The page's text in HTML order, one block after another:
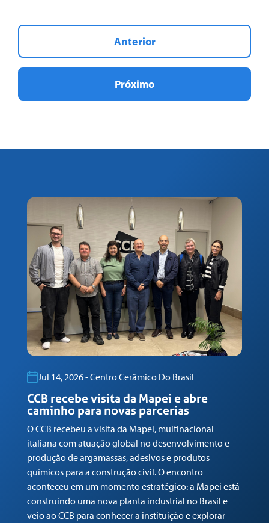
Anterior
Próximo
Jul 14, 2026 - Centro Cerâmico Do Brasil
CCB recebe visita da Mapei e abre
caminho para novas parcerias
O CCB recebeu a visita da Mapei, multinacional
italiana com atuação global no desenvolvimento e
produção de argamassas, adesivos e produtos
químicos para a construção civil. O encontro
aconteceu em um momento estratégico: a Mapei está
construindo uma nova planta industrial no Brasil e
veio ao CCB para conhecer a instituição e explorar